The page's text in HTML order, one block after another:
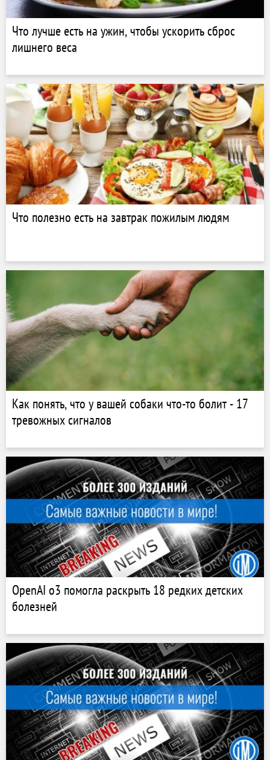
Что лучше есть на ужин, чтобы ускорить сброс
лишнего веса
Что полезно есть на завтрак пожилым людям
Как понять, что у вашей собаки что-то болит - 17
тревожных сигналов
OpenAI o3 помогла раскрыть 18 редких детских
болезней